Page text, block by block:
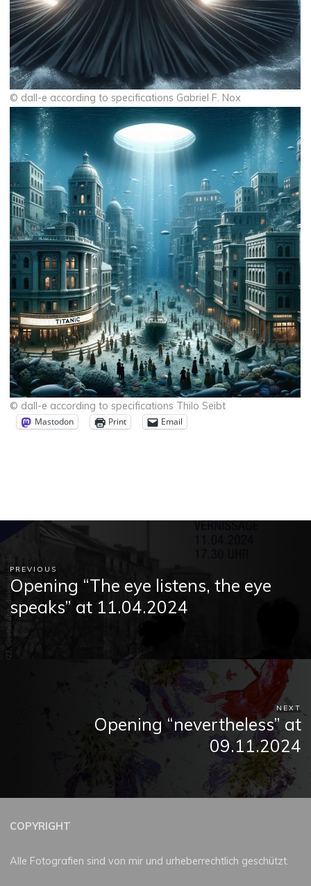
© dall-e according to specifications Gabriel F. Nox
© dall-e according to specifications Thilo Seibt
Mastodon Print Email
PREVIOUS
Opening “The eye listens, the eye
speaks” at 11.04.2024
NEXT
Opening “nevertheless” at
09.11.2024
COPYRIGHT
Alle Fotografien sind von mir und urheberrechtlich geschützt.